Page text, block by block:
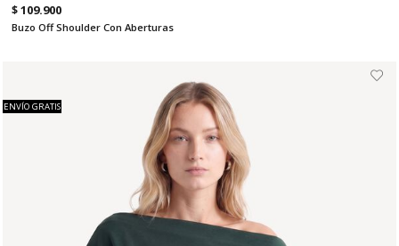
$ 109.900
Buzo Off Shoulder Con Aberturas
ENVÍO GRATIS